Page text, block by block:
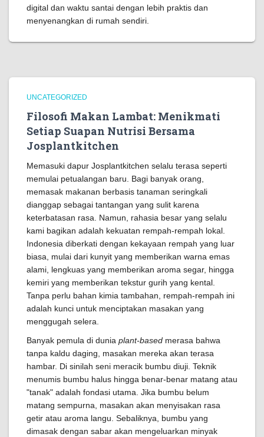
digital dan waktu santai dengan lebih praktis dan
menyenangkan di rumah sendiri.
UNCATEGORIZED
Filosofi Makan Lambat: Menikmati
Setiap Suapan Nutrisi Bersama
Josplantkitchen
Memasuki dapur Josplantkitchen selalu terasa seperti
memulai petualangan baru. Bagi banyak orang,
memasak makanan berbasis tanaman seringkali
dianggap sebagai tantangan yang sulit karena
keterbatasan rasa. Namun, rahasia besar yang selalu
kami bagikan adalah kekuatan rempah-rempah lokal.
Indonesia diberkati dengan kekayaan rempah yang luar
biasa, mulai dari kunyit yang memberikan warna emas
alami, lengkuas yang memberikan aroma segar, hingga
kemiri yang memberikan tekstur gurih yang kental.
Tanpa perlu bahan kimia tambahan, rempah-rempah ini
adalah kunci untuk menciptakan masakan yang
menggugah selera.
Banyak pemula di dunia plant-based merasa bahwa
tanpa kaldu daging, masakan mereka akan terasa
hambar. Di sinilah seni meracik bumbu diuji. Teknik
menumis bumbu halus hingga benar-benar matang atau
"tanak" adalah fondasi utama. Jika bumbu belum
matang sempurna, masakan akan menyisakan rasa
getir atau aroma langu. Sebaliknya, bumbu yang
dimasak dengan sabar akan mengeluarkan minyak